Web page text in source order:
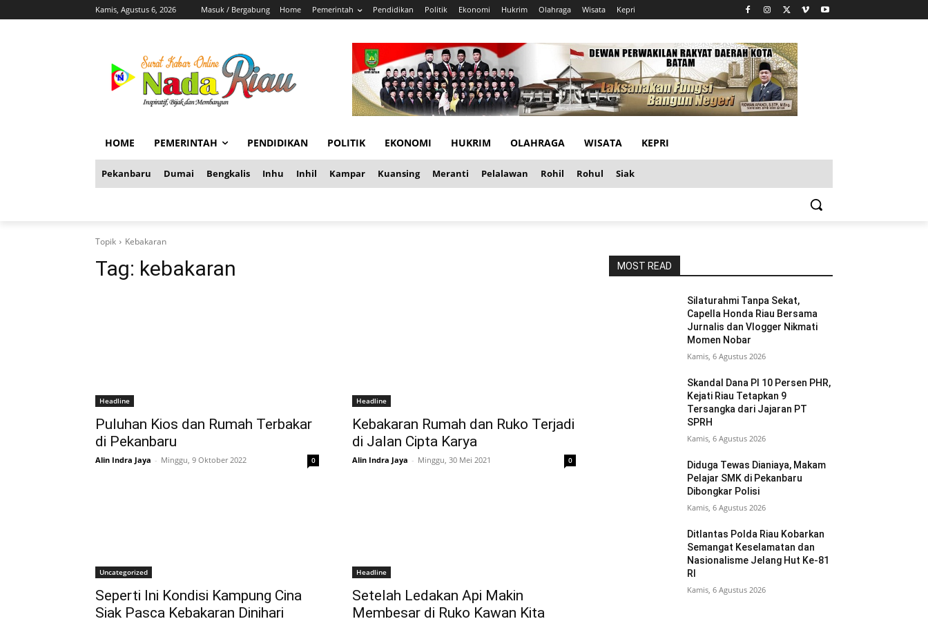
Kamis, Agustus 6, 2026 Masuk / Bergabung Home Pemerintah Pendidikan Politik Ekonomi Hukrim Olahraga Wisata Kepri
HOME PEMERINTAH PENDIDIKAN POLITIK EKONOMI HUKRIM OLAHRAGA WISATA KEPRI
Pekanbaru Dumai Bengkalis Inhu Inhil Kampar Kuansing Meranti Pelalawan Rohil Rohul Siak
Topik Kebakaran
Tag: kebakaran
Headline
Puluhan Kios dan Rumah Terbakar
di Pekanbaru
Alin Indra Jaya - Minggu, 9 Oktober 2022 0
Headline
Kebakaran Rumah dan Ruko Terjadi
di Jalan Cipta Karya
Alin Indra Jaya - Minggu, 30 Mei 2021 0
Uncategorized
Seperti Ini Kondisi Kampung Cina
Siak Pasca Kebakaran Dinihari
Headline
Setelah Ledakan Api Makin
Membesar di Ruko Kawan Kita
MOST READ
Silaturahmi Tanpa Sekat,
Capella Honda Riau Bersama
Jurnalis dan Vlogger Nikmati
Momen Nobar
Kamis, 6 Agustus 2026
Skandal Dana PI 10 Persen PHR,
Kejati Riau Tetapkan 9
Tersangka dari Jajaran PT
SPRH
Kamis, 6 Agustus 2026
Diduga Tewas Dianiaya, Makam
Pelajar SMK di Pekanbaru
Dibongkar Polisi
Kamis, 6 Agustus 2026
Ditlantas Polda Riau Kobarkan
Semangat Keselamatan dan
Nasionalisme Jelang Hut Ke-81
RI
Kamis, 6 Agustus 2026